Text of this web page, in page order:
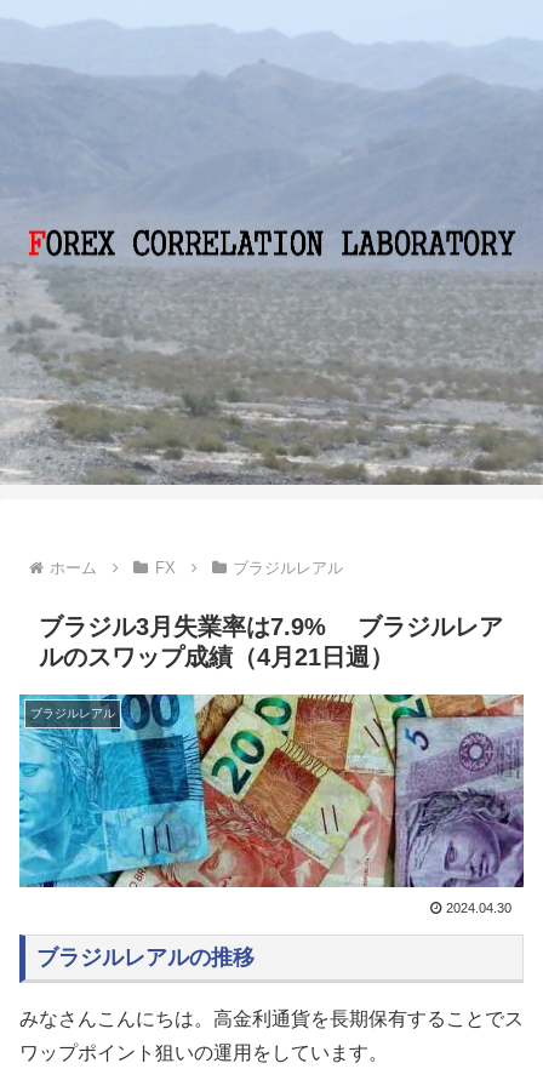
ホーム FX ブラジルレアル
ブラジル3月失業率は7.9% ブラジルレア
ルのスワップ成績（4月21日週）
ブラジルレアル
2024.04.30
ブラジルレアルの推移
みなさんこんにちは。高金利通貨を長期保有することでス
ワップポイント狙いの運用をしています。